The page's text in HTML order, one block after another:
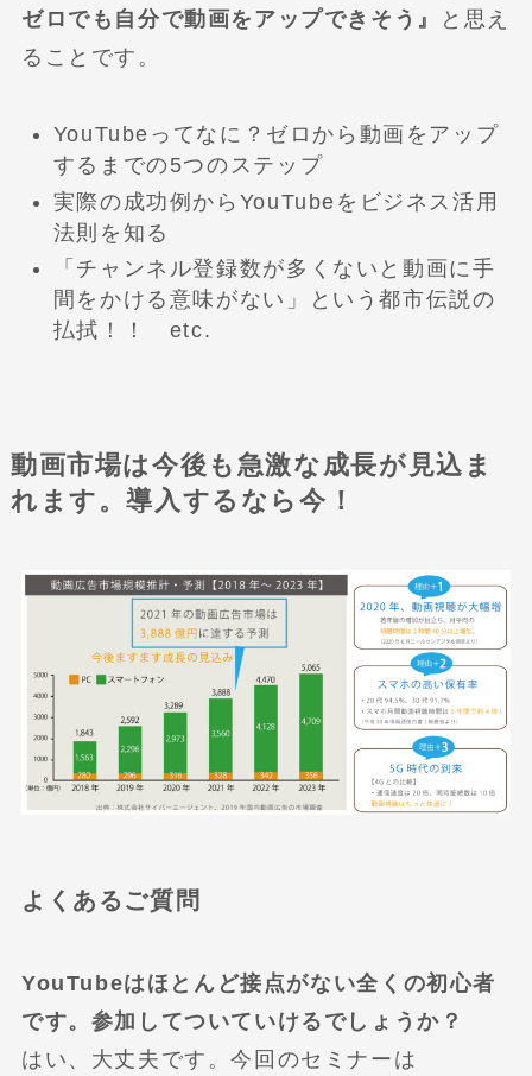
ゼロでも自分で動画をアップできそう』
と思え
ることです。
YouTubeってなに？ゼロから動画をアップ
するまでの5つのステップ
実際の成功例からYouTubeをビジネス活用
法則を知る
「チャンネル登録数が多くないと動画に手
間をかける意味がない」という都市伝説の
払拭！！ etc.
動画市場は今後も急激な成長が見込ま
れます。導入するなら今！
よくあるご質問
YouTubeはほとんど接点がない全くの初心者
です。参加してついていけるでしょうか？
はい、大丈夫です。今回のセミナーは